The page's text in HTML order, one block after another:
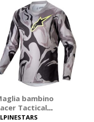
bambino
Tactical